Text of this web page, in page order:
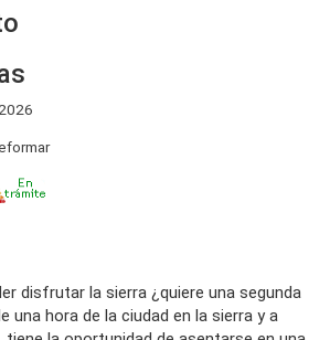
una hora de la ciudad en la sierra y a